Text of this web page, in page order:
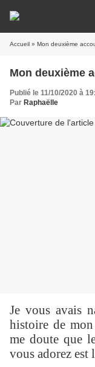
Accueil » Mon deuxième
Mon deuxième
Publié le 11/10/2020 à
Par Raphaëlle
Je vous avais
histoire de
me doute que
vous adorez est